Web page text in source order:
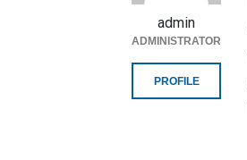
admin
ADMINISTRATOR
PROFILE